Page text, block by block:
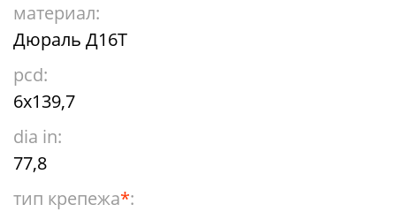
материал:
Дюраль Д16Т
pcd:
6x139,7
dia in:
77,8
тип крепежа*: